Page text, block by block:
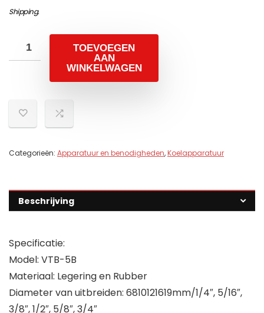
Shipping.
TOEVOEGEN
AAN
WINKELWAGEN
Categorieën: Apparatuur en benodigheden,Koelapparatuur
Beschrijving
Specificatie:
Model: VTB-5B
Materiaal: Legering en Rubber
Diameter van uitbreiden: 6810121619mm/1/4″, 5/16″,
3/8″, 1/2″, 5/8″, 3/4″